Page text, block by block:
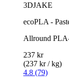
3DJAKE
ecoPLA -
Allround
237 kr
(237 kr / kg)
4.8 (79)